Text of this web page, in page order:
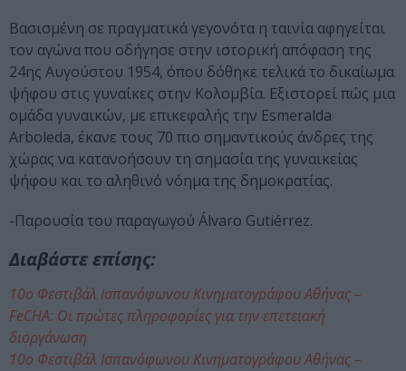
Βασισμένη σε πραγματικά γεγονότα η ταινία αφηγείται
τον αγώνα που οδήγησε στην ιστορική απόφαση της
24ης Αυγούστου 1954, όπου δόθηκε τελικά το δικαίωμα
ψήφου στις γυναίκες στην Κολομβία. Εξιστορεί πώς μια
ομάδα γυναικών, με επικεφαλής την Esmeralda
Arboleda, έκανε τους 70 πιο σημαντικούς άνδρες της
χώρας να κατανοήσουν τη σημασία της γυναικείας
ψήφου και το αληθινό νόημα της δημοκρατίας.
-Παρουσία του παραγωγού Álvaro Gutiérrez.
Διαβάστε επίσης:
10ο Φεστιβάλ Ισπανόφωνου Κινηματογράφου Αθήνας –
FeCHA: Οι πρώτες πληροφορίες για την επετειακή
διοργάνωση
10ο Φεστιβάλ Ισπανόφωνου Κινηματογράφου Αθήνας –